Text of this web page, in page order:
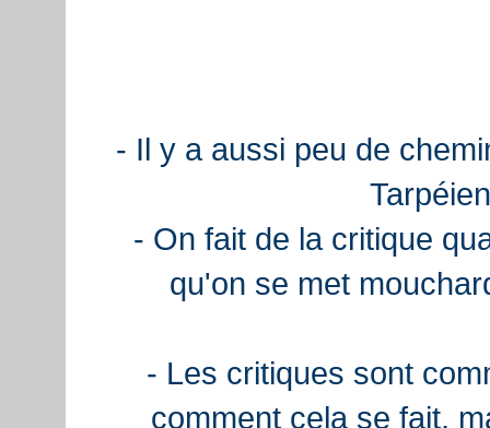
- Il y a aussi peu de
- On fait de la critique
qu'on se met
- Les critiques sont
comment cela se fait,